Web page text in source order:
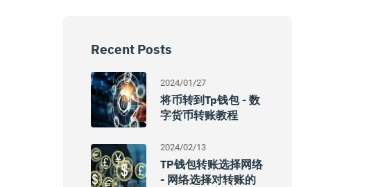
Recent Posts
2024/01/27
将币转到tp钱包 - 数
字货币转账教程
2024/02/13
TP钱包转账选择网络
- 网络选择对转账的